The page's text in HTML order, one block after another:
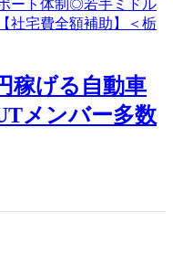
稼げる自動車
メンバー多数